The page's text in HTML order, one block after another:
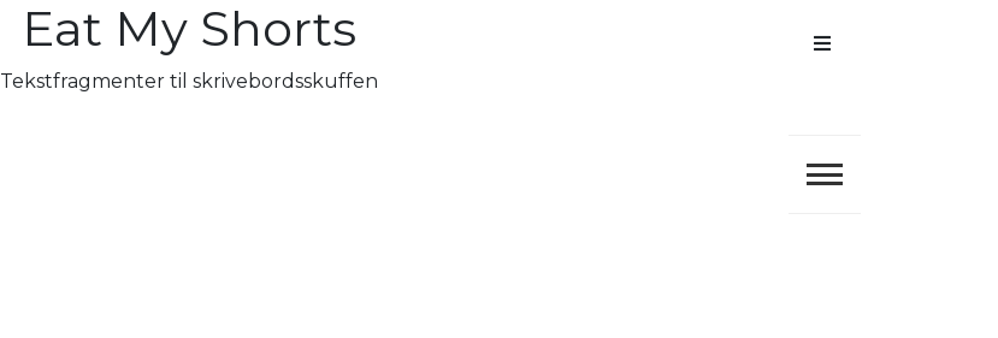
Eat My Shorts
Tekstfragmenter til skrivebordsskuffen